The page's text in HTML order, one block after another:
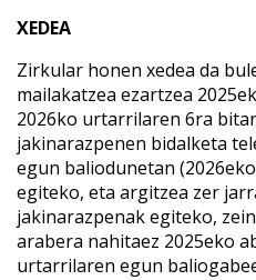
XEDEA
Zirkular honen xedea da
mailakatzea ezartzea
2026ko urtarrilaren 6ra
jakinarazpenen bidalketa
egun baliodunetan
egiteko, eta argitzea zer
jakinarazpenak egiteko,
arabera nahitaez 2025eko
urtarrilaren egun